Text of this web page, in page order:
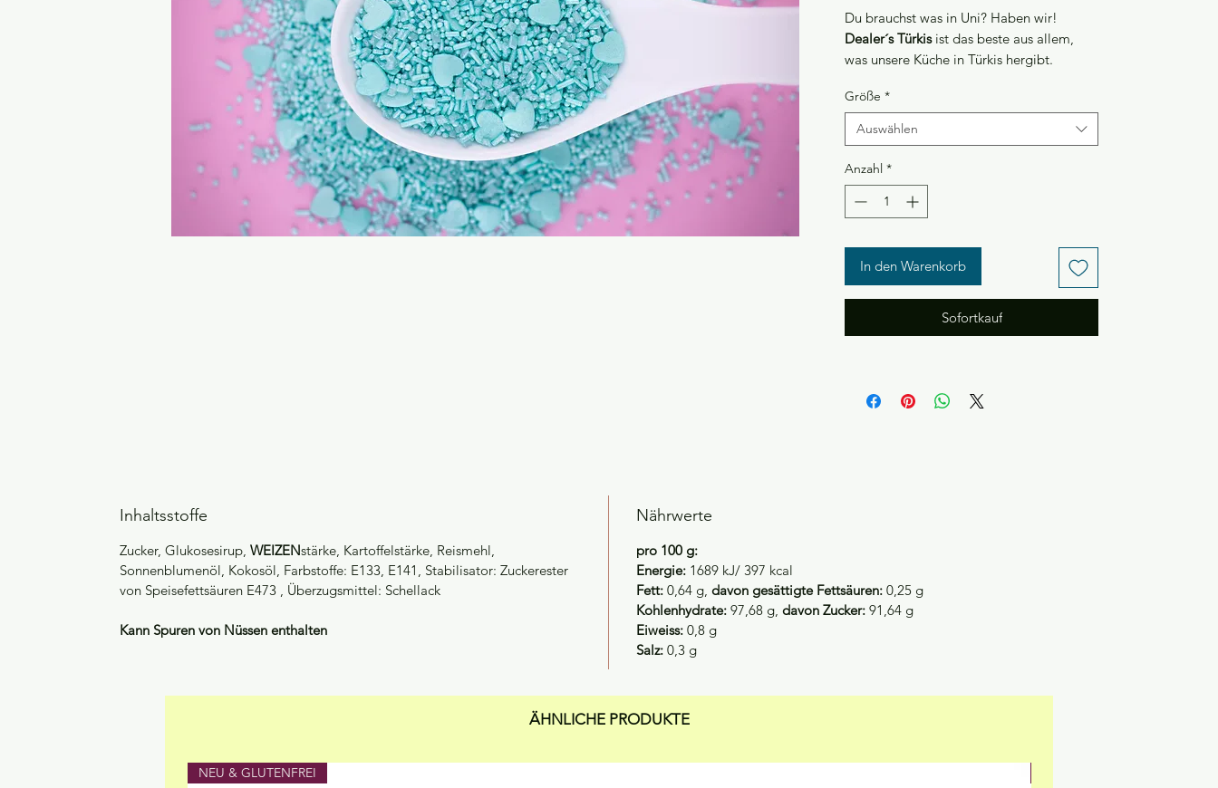
Gramm
Du brauchst was in Uni? Haben wir!
Dealer´s Türkis ist das beste aus allem,
was unsere Küche in Türkis hergibt.
anderem mit unseren
Größe *
Auswählen
Anzahl *
In den Warenkorb
Sofortkauf
Inhaltsstoffe
Zucker, Glukosesirup, WEIZENstärke, Kartoffelstärke, Reismehl,
Sonnenblumenöl, Kokosöl, Farbstoffe: E133, E141, Stabilisator: Zuckerester
von Speisefettsäuren E473 , Überzugsmittel: Schellack
Kann Spuren von Nüssen enthalten
Nährwerte
pro 100 g:
Energie: 1689 kJ/ 397 kcal
Fett: 0,64 g, davon gesättigte Fettsäuren: 0,25 g
Kohlenhydrate: 97,68 g, davon Zucker: 91,64 g
Eiweiss: 0,8 g
Salz: 0,3 g
ÄHNLICHE PRODUKTE
NEU & GLUTENFREI